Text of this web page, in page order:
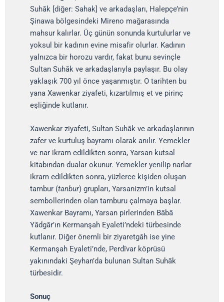
Suhāk [diğer: Sahak] ve arkadaşları, Halepçe’nin
Şinawa bölgesindeki Mireno mağarasında
mahsur kalırlar. Üç günün sonunda kurtulurlar ve
yoksul bir kadının evine misafir olurlar. Kadının
yalnızca bir horozu vardır, fakat bunu sevinçle
Sultan Suhāk ve arkadaşlarıyla paylaşır. Bu olay
yaklaşık 700 yıl önce yaşanmıştır. O tarihten bu
yana Xawenkar ziyafeti, kızartılmış et ve pirinç
eşliğinde kutlanır.
Xawenkar ziyafeti, Sultan Suhāk ve arkadaşlarının
zafer ve kurtuluş bayramı olarak anılır. Yemekler
ve nar ikram edildikten sonra, Yarsan kutsal
kitabından dualar okunur. Yemekler yenilip narlar
ikram edildikten sonra, yüzlerce kişiden oluşan
tambur (tanbur) grupları, Yarsanizm’in kutsal
sembollerinden olan tamburu çalmaya başlar.
Xawenkar Bayramı, Yarsan pirlerinden Bābā
Yādgār’ın Kermanşah Eyaleti’ndeki türbesinde
kutlanır. Diğer önemli bir ziyaretgâh ise yine
Kermanşah Eyaleti’nde, Perdīvar köprüsü
yakınındaki Şeyhan’da bulunan Sultan Suhāk
türbesidir.
Sonuç